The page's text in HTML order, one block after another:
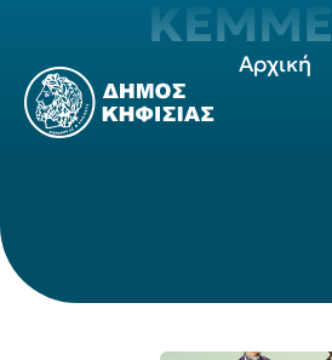
Αρχική
ΚΕΜΜΕ